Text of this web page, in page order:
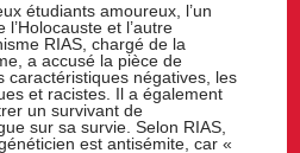
étudiants amoureux, l’un
et l’autre
RIAS, chargé de la
a accusé la pièce de
caractéristiques négatives, les
et racistes. Il a également
un survivant de
sur sa survie. Selon RIAS,
est antisémite, car «